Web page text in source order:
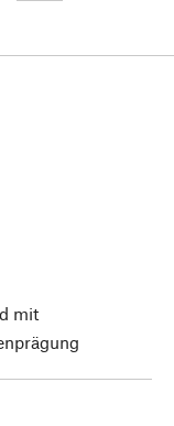
mit